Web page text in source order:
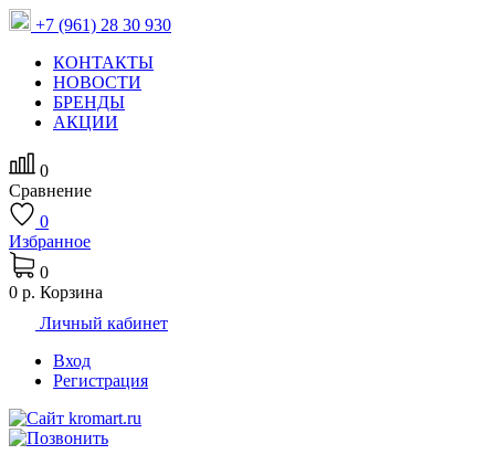
+7 (961) 28 30 930
КОНТАКТЫ
НОВОСТИ
БРЕНДЫ
АКЦИИ
0
Сравнение
0
Избранное
0
0 р. Корзина
Личный кабинет
Вход
Регистрация